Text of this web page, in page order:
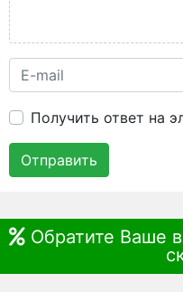
Получить ответ на
Отправить
Обратите Ваше